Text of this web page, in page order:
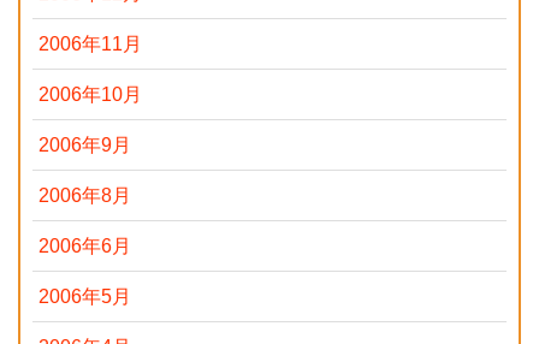
2006年11月
2006年10月
2006年9月
2006年8月
2006年6月
2006年5月